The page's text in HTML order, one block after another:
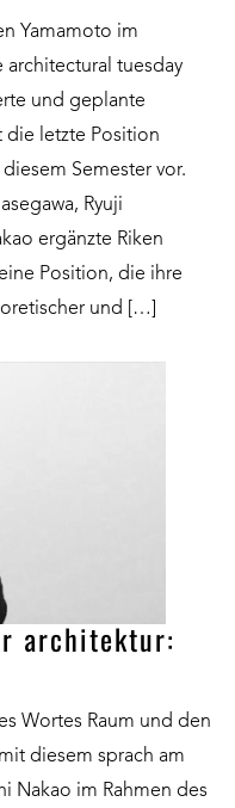
Yamamoto im
architectural tuesday
und geplante
die letzte Position
Semester vor.
Ryuji
ergänzte Riken
Position, die ihre
und […]
architektur:
Wortes Raum und den
diesem sprach am
Nakao im Rahmen des